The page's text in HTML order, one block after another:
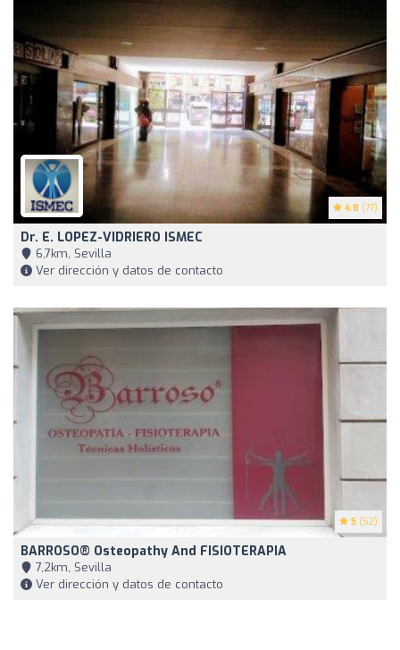
4.8 (77)
Dr. E. LOPEZ-VIDRIERO ISMEC
6,7km, Sevilla
Ver dirección y datos de contacto
5 (52)
BARROSO® Osteopathy And FISIOTERAPIA
7,2km, Sevilla
Ver dirección y datos de contacto